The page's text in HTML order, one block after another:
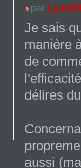
par
Je sais
manière
de
délires
aussi